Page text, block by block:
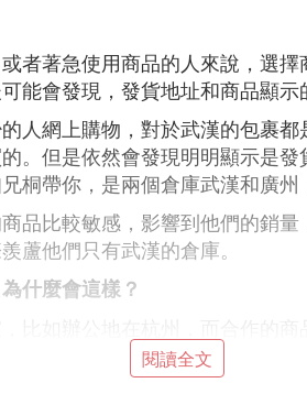
者著急使用商品的人來說，選
能會發現，發貨地址和商品顯示
人網上購物，對於武漢的包裹
。但是依然會發現明明顯示是
桐帶你，是兩個倉庫武漢和廣州
品比較敏感，影響到他們的銷
蘆他們只有武漢的倉庫。
什麼會這樣？
象。這種情況，買家購買的時候
閱讀全文